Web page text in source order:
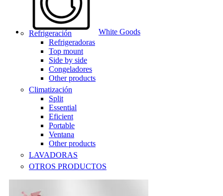
White Goods
Refrigeración
Refrigeradoras
Top mount
Side by side
Congeladores
Other products
Climatización
Split
Essential
Eficient
Portable
Ventana
Other products
LAVADORAS
OTROS PRODUCTOS